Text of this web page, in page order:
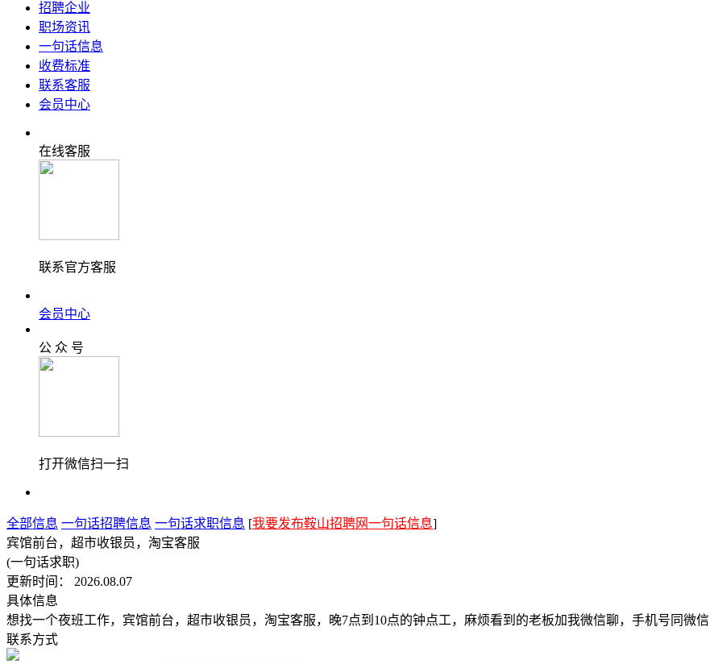
招聘企业
职场资讯
一句话信息
收费标准
联系客服
会员中心
在线客服
联系官方客服
会员中心
公 众 号
打开微信扫一扫
全部信息 一句话招聘信息 一句话求职信息 [我要发布鞍山招聘网一句话信息]
宾馆前台，超市收银员，淘宝客服
(一句话求职)
更新时间： 2026.08.07
具体信息
想找一个夜班工作，宾馆前台，超市收银员，淘宝客服，晚7点到10点的钟点工，麻烦看到的老板加我微信聊，手机号同微信
联系方式